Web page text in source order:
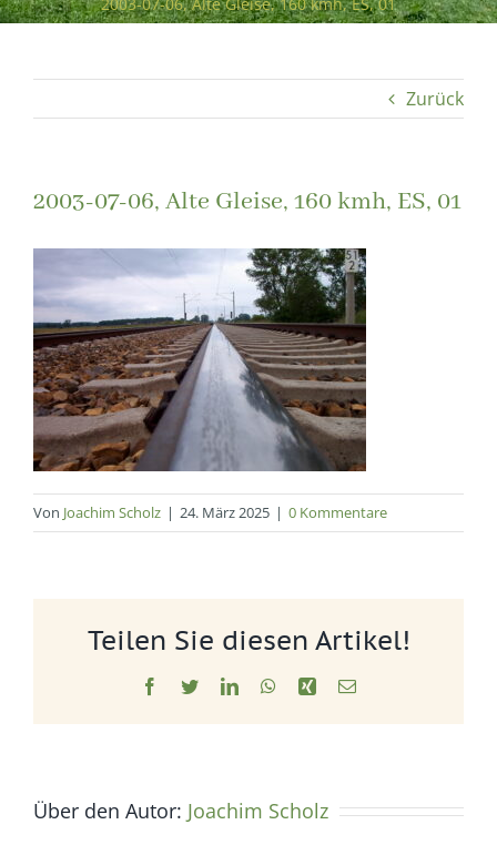
Zurück
2003-07-06, Alte Gleise, 160 kmh, ES, 01
Von Joachim Scholz | 24. März 2025 | 0 Kommentare
Teilen Sie diesen Artikel!
Facebook
TwitterLinkedInWhatsApp
Xing E-
Über den Autor: Joachim Scholz